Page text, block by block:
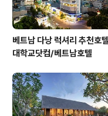
베트남 다낭 럭셔리 추천호
대학교닷컴/베트남호텔